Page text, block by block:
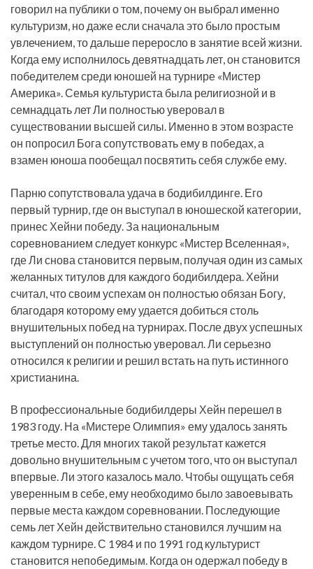
говорил на публики о том, почему он выбрал именно
культуризм, но даже если сначала это было простым
увлечением, то дальше переросло в занятие всей жизни.
Когда ему исполнилось девятнадцать лет, он становится
победителем среди юношей на турнире «Мистер
Америка». Семья культуриста была религиозной и в
семнадцать лет Ли полностью уверовал в
существовании высшей силы. Именно в этом возрасте
он попросил Бога сопутствовать ему в победах, а
взамен юноша пообещал посвятить себя службе ему.
Парню сопутствовала удача в бодибилдинге. Его
первый турнир, где он выступал в юношеской категории,
принес Хейни победу. За национальным
соревнованием следует конкурс «Мистер Вселенная»,
где Ли снова становится первым, получая один из самых
желанных титулов для каждого бодибилдера. Хейни
считал, что своим успехам он полностью обязан Богу,
благодаря которому ему удается добиться столь
внушительных побед на турнирах. После двух успешных
выступлений он полностью уверовал. Ли серьезно
относился к религии и решил встать на путь истинного
христианина.
В профессиональные бодибилдеры Хейн перешел в
1983 году. На «Мистере Олимпия» ему удалось занять
третье место. Для многих такой результат кажется
довольно внушительным с учетом того, что он выступал
впервые. Ли этого казалось мало. Чтобы ощущать себя
уверенным в себе, ему необходимо было завоевывать
первые места каждом соревновании. Последующие
семь лет Хейн действительно становился лучшим на
каждом турнире. С 1984 и по 1991 год культурист
становится непобедимым. Когда он одержал победу в